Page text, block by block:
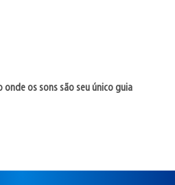
os sons são seu único guia